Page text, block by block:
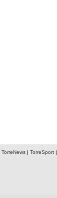
TorreNews| TorreSport|